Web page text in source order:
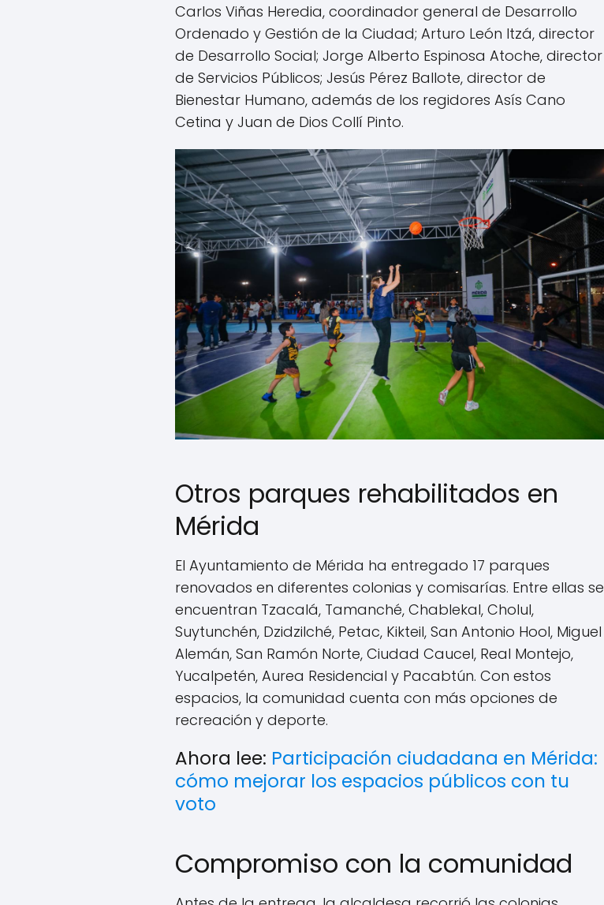
Carlos Viñas Heredia, coordinador general de Desarrollo
Ordenado y Gestión de la Ciudad; Arturo León Itzá, director
de Desarrollo Social; Jorge Alberto Espinosa Atoche, director
de Servicios Públicos; Jesús Pérez Ballote, director de
Bienestar Humano, además de los regidores Asís Cano
Cetina y Juan de Dios Collí Pinto.
Otros parques rehabilitados en
Mérida
El Ayuntamiento de Mérida ha entregado 17 parques
renovados en diferentes colonias y comisarías. Entre ellas se
encuentran Tzacalá, Tamanché, Chablekal, Cholul,
Suytunchén, Dzidzilché, Petac, Kikteil, San Antonio Hool, Miguel
Alemán, San Ramón Norte, Ciudad Caucel, Real Montejo,
Yucalpetén, Aurea Residencial y Pacabtún. Con estos
espacios, la comunidad cuenta con más opciones de
recreación y deporte.
Ahora lee: Participación ciudadana en Mérida:
cómo mejorar los espacios públicos con tu
voto
Compromiso con la comunidad